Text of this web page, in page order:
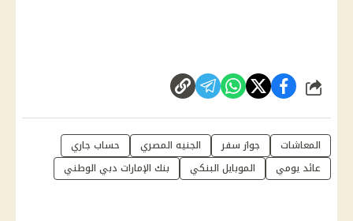
شارك
المعاشات جواز سفر الجنيه المصري
حساب جاري
عائد يومي
الموبايل البنكي بنك الإمارات دبي الوطني